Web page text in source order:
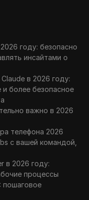
году: безопасно
инсайтами о
в 2026 году:
более безопасное
важно в 2026
телефона 2026
с вашей командой,
в 2026 году:
процессы
пошаговое